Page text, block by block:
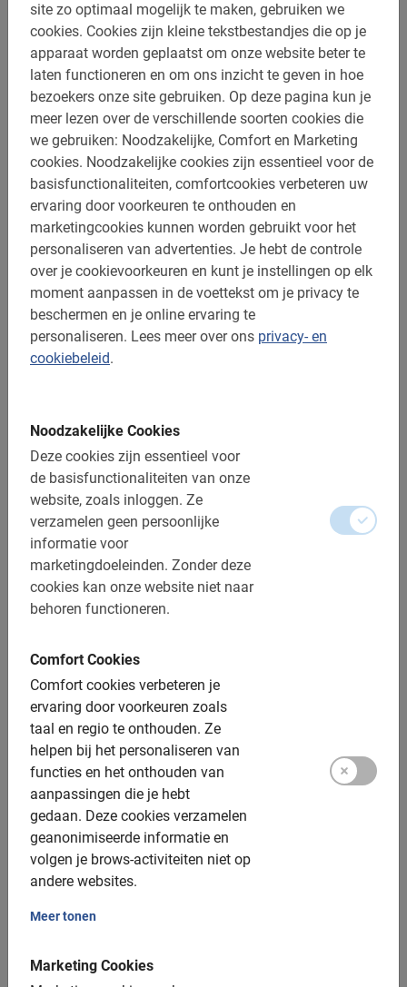
site zo optimaal mogelijk te maken, gebruiken we
cookies. Cookies zijn kleine tekstbestandjes die op je
apparaat worden geplaatst om onze website beter te
laten functioneren en om ons inzicht te geven in hoe
bezoekers onze site gebruiken. Op deze pagina kun je
meer lezen over de verschillende soorten cookies die
we gebruiken: Noodzakelijke, Comfort en Marketing
cookies. Noodzakelijke cookies zijn essentieel voor de
basisfunctionaliteiten, comfortcookies verbeteren uw
ervaring door voorkeuren te onthouden en
marketingcookies kunnen worden gebruikt voor het
personaliseren van advertenties. Je hebt de controle
over je cookievoorkeuren en kunt je instellingen op elk
moment aanpassen in de voettekst om je privacy te
beschermen en je online ervaring te
personaliseren. Lees meer over ons privacy- en
cookiebeleid.
Noodzakelijke Cookies
Deze cookies zijn essentieel voor
de basisfunctionaliteiten van onze
website, zoals inloggen. Ze
verzamelen geen persoonlijke
informatie voor
marketingdoeleinden. Zonder deze
cookies kan onze website niet naar
behoren functioneren.
Comfort Cookies
Comfort cookies verbeteren je
ervaring door voorkeuren zoals
taal en regio te onthouden. Ze
helpen bij het personaliseren van
functies en het onthouden van
aanpassingen die je hebt
gedaan. Deze cookies verzamelen
geanonimiseerde informatie en
volgen je brows-activiteiten niet op
andere websites.
Meer tonen
Marketing Cookies
n.v.t.
Fietsverhuur in Rome
Voor elke stedentripper die zich als een local onder de
Romeinen wil begeven. Kies niet voor een tour in Rome,
3 uur
Rome Vaticaan Wandeling
Deze tour in Rome is echt een bestseller. Wandelen met een
Nederlandse gids door Vaticaanstad is een onvergetelijke
ervaring.
4.7 (241)
€ 89,50